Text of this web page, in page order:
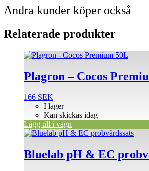
Andra kunder köper också
Relaterade produkter
Plagron – Cocos
166 SEK
I lager
Kan skickas idag
Lägg till i vagn
Bluelab pH & EC